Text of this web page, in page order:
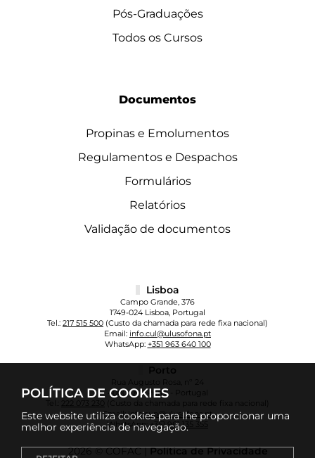
POLÍTICA DE COOKIES
Este website utiliza cookies para lhe proporcionar uma
melhor experiência de navegação.
Pós-Graduações
Todos os Cursos
Documentos
Propinas e Emolumentos
Regulamentos e Despachos
Formulários
Relatórios
Validação de documentos
Lisboa
Campo Grande, 376
1749-024 Lisboa, Portugal
Tel.: 217 515 500 (Custo da chamada para rede fixa nacional)
Email: info.cul@ulusofona.pt
WhatsApp: +351 963 640 100
Porto
Rua Augusto Rosa, nº 24
4000-098 Porto - Portugal
222 073 230
(Custo da chamada para rede fixa nacional)
Email:info.cup@ulusofona.pt
WhatsApp:+351 961 135 355
2026 © COFAC |Política de Privacidade